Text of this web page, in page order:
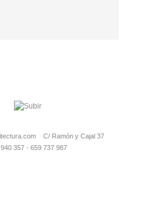
C/ Ramón y Cajal 37
357 - 659 737 987